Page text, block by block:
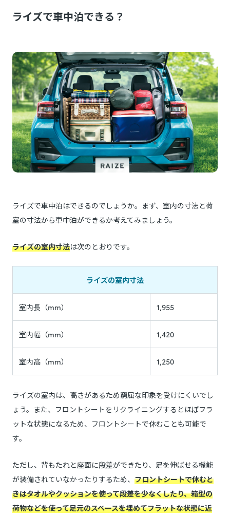
ライズで車中泊できる？
ライズで車中泊はできるのでしょうか。まず、室内の寸法と荷
室の寸法から車中泊ができるか考えてみましょう。
ライズの室内寸法は次のとおりです。
ライズの室内寸法
室内長（mm） 1,955
室内幅（mm） 1,420
室内高（mm） 1,250
ライズの室内は、高さがあるため窮屈な印象を受けにくいでし
ょう。また、フロントシートをリクライニングするとほぼフラ
ットな状態になるため、フロントシートで休むことも可能で
す。
ただし、背もたれと座面に段差ができたり、足を伸ばせる機能
が装備されていなかったりするため、 フロントシートで休むと
きはタオルやクッションを使って段差を少なくしたり、箱型の
荷物などを使って足元のスペースを埋めてフラットな状態に近